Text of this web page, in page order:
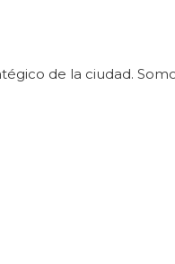
de la ciudad.